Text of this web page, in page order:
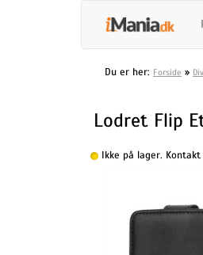
Du er her: Forside »
Lodret Flip
Ikke på lager.